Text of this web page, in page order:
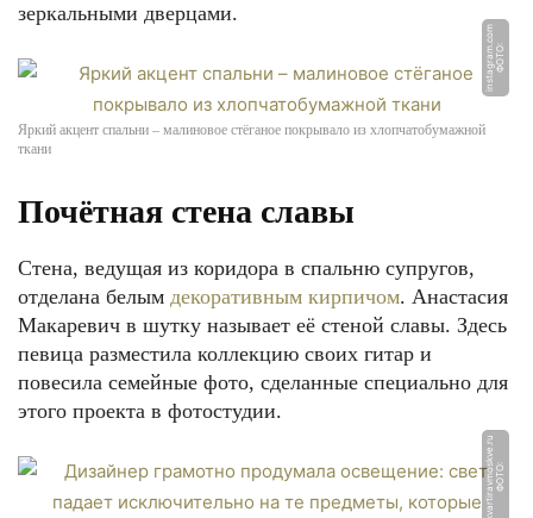
зеркальными дверцами.
Ф
О
Т
О:
i
n
s
t
a
g
r
a
m.
c
o
m
Яркий акцент спальни – малиновое стёганое покрывало из хлопчатобумажной
ткани
Почётная стена славы
Стена, ведущая из коридора в спальню супругов,
отделана белым декоративным кирпичом. Анастасия
Макаревич в шутку называет её стеной славы. Здесь
певица разместила коллекцию своих гитар и
повесила семейные фото, сделанные специально для
этого проекта в фотостудии.
Ф
О
Т
О:
k
v
a
r
ti
r
a
v
m
o
s
k
v
e.
r
u